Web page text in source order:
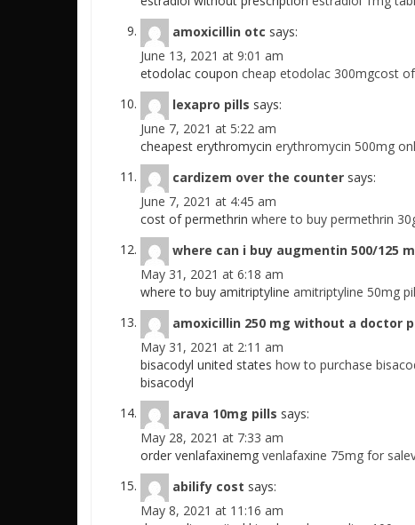
amoxicillin otc says:
June 13, 2021 at 9:01 am
etodolac coupon cheap etodolac 300mgcost
lexapro pills says:
June 7, 2021 at 5:22 am
cheapest erythromycin erythromycin 500mg
cardizem over the counter says:
June 7, 2021 at 4:45 am
cost of permethrin where to buy permethrin
where can i buy augmentin 500/125
May 31, 2021 at 6:18 am
where to buy amitriptyline amitriptyline 50mg
amoxicillin 250 mg without a doctor
May 31, 2021 at 2:11 am
bisacodyl united states how to purchase
bisacodyl
arava 10mg pills says:
May 28, 2021 at 7:33 am
order venlafaxinemg venlafaxine 75mg for
abilify cost says:
May 8, 2021 at 11:16 am